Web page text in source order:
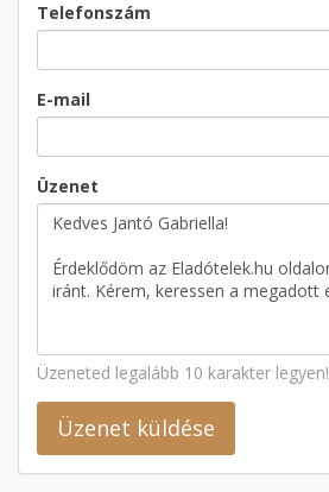
Telefonszám
E-mail
Üzenet
Üzeneted legalább 10 karakter legyen!
Üzenet küldése